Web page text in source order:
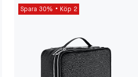
Spara 30% Köp 2